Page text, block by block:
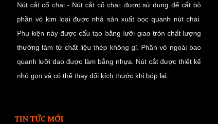
Nút cắt cổ chai - Nút cắt cổ chai: được sử dụng để cắt bỏ
phần vỏ kim loại được nhà sản xuất bọc quanh nút chai.
Phụ kiện này được cấu tạo bằng lưỡi giao tròn chất lượng
thường làm từ chất liệu thép không gỉ. Phần vỏ ngoài bao
quanh lưỡi dao được làm bằng nhựa. Nút cắt được thiết kế
nhỏ gọn và có thể thay đổi kích thước khi bóp lại.
TIN TỨC MỚI